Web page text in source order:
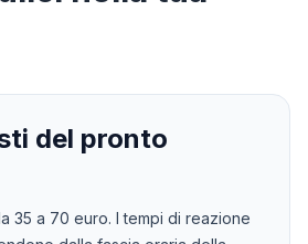
del pronto
35 a 70 euro. I tempi di reazione